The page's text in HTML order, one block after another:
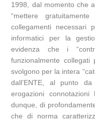
1998, dal momento che
“mettere
collegamenti necessari
informatici per la
evidenza che i
funzionalmente
svolgono per la intera
dall’ENTE, al punto
erogazioni connotazioni
dunque, di
che di norma